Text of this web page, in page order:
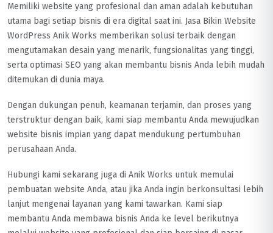
Memiliki website yang profesional dan aman adalah kebutuhan
utama bagi setiap bisnis di era digital saat ini. Jasa Bikin Website
WordPress Anik Works memberikan solusi terbaik dengan
mengutamakan desain yang menarik, fungsionalitas yang tinggi,
serta optimasi SEO yang akan membantu bisnis Anda lebih mudah
ditemukan di dunia maya.
Dengan dukungan penuh, keamanan terjamin, dan proses yang
terstruktur dengan baik, kami siap membantu Anda mewujudkan
website bisnis impian yang dapat mendukung pertumbuhan
perusahaan Anda.
Hubungi kami sekarang juga di Anik Works untuk memulai
pembuatan website Anda, atau jika Anda ingin berkonsultasi lebih
lanjut mengenai layanan yang kami tawarkan. Kami siap
membantu Anda membawa bisnis Anda ke level berikutnya